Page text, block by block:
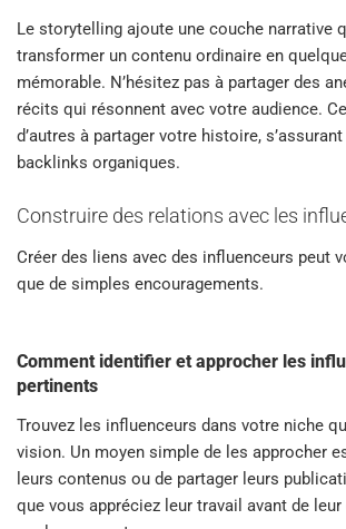
Le storytelling ajoute une couche narrative
transformer un contenu ordinaire en
mémorable. N’hésitez pas à partager des
récits qui résonnent avec votre audience.
d’autres à partager votre histoire,
backlinks organiques.
Construire des relations avec les
Créer des liens avec des influenceurs peut
que de simples encouragements.
Comment identifier et approcher les
pertinents
Trouvez les influenceurs dans votre niche
vision. Un moyen simple de les approcher
leurs contenus ou de partager leurs
que vous appréciez leur travail avant de leur